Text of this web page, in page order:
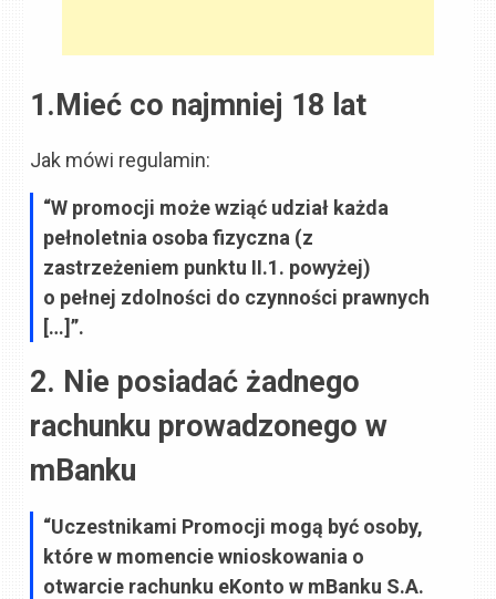
1.Mieć co najmniej 18 lat
Jak mówi regulamin:
“W promocji może wziąć udział każda
pełnoletnia osoba fizyczna (z
zastrzeżeniem punktu II.1. powyżej)
o pełnej zdolności do czynności prawnych
[…]”.
2. Nie posiadać żadnego
rachunku prowadzonego w
mBanku
“Uczestnikami Promocji mogą być osoby,
które w momencie wnioskowania o
otwarcie rachunku eKonto w mBanku S.A.